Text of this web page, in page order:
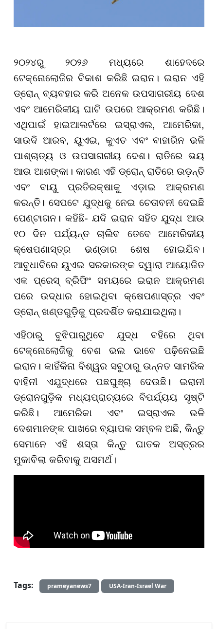
୨୦୨୪ରୁ ୨୦୨୬ ମଧ୍ୟରେ ଶାହେଦରେ
ଟେକ୍ନୋଲୋଜିର ବିକାଶ କରିଛି ଇରାନ। ଇରାନ ଏହି
ଡ୍ରୋନ୍ ବ୍ୟବହାର କରି ଅନେକ ଉପସାଗରୀୟ ଦେଶ
ଏବଂ ଆମେରିକୀୟ ଘାଟି ଉପରେ ଆକ୍ରମଣ କରିଛି।
ଏଥିପାଇଁ ହାଇଆଲର୍ଟରେ ଇସ୍ରାଏଲ, ଆମେରିକା,
ସାଉଦି ଆରବ, ୟୁଏଇ, କୁଏତ ଏବଂ ବାହାରିନ ଭଳି
ପାଶ୍ଚାତ୍ୟ ଓ ଉପସାଗରୀୟ ଦେଶ। ରାତିରେ ଭୟ
ଆଉ ଆଶଙ୍କା। କାରଣ ଏହି ଡ୍ରୋନ୍ ରାତିରେ ଉଡ଼ନ୍ତି
ଏବଂ ବାୟୁ ପ୍ରତିରକ୍ଷାକୁ ଏଡ଼ାଇ ଆକ୍ରମଣ
କରନ୍ତି। ସେପଟେ ଯୁଦ୍ଧକୁ ନେଇ ଚେତାବନୀ ଦେଇଛି
ପେଣ୍ଟାଗନ। କହିଛି- ଯଦି ଇରାନ ସହିତ ଯୁଦ୍ଧ ଆଉ
୧୦ ଦିନ ପର୍ଯ୍ୟନ୍ତ ଚାଲିବ ତେବେ ଆମେରିକୀୟ
କ୍ଷେପଣାସ୍ତ୍ର ଭଣ୍ଡାର ଶେଷ ହୋଇଯିବ।
ଆବୁଧାବିରେ ୟୁଏଇ ସରକାରଙ୍କ ଦ୍ୱାରା ଆୟୋଜିତ
ଏକ ପ୍ରେସ୍ ବ୍ରିଫିଂ ସମୟରେ ଇରାନ ଆକ୍ରମଣ
ପରେ ଉଦ୍ଧାର ହୋଇଥିବା କ୍ଷେପଣାସ୍ତ୍ର ଏବଂ
ଡ୍ରୋନ୍ ଖଣ୍ଡଗୁଡ଼ିକୁ ପ୍ରଦର୍ଶିତ କରାଯାଇଥିଲା।
ଏହିଠାରୁ ବୁଝିପାରୁଥିବେ ଯୁଦ୍ଧ ବହିରେ ଥିବା
ଟେକ୍ନୋଲୋଜିକୁ ବେଶ ଭଲ ଭାବେ ପଢ଼ିନେଇଛି
ଇରାନ। କାହିଁକିନା ବିଶ୍ୱର ସବୁଠାରୁ ଉନ୍ନତ ସାମରିକ
ବାହିନୀ ଏଯୁଦ୍ଧରେ ପଛଘୁଞ୍ଚା ଦେଉଛି। ଇରାନୀ
ଡ୍ରୋନଗୁଡ଼ିକ ମଧ୍ୟପ୍ରାଚ୍ୟରେ ବିପର୍ଯ୍ୟୟ ସୃଷ୍ଟି
କରିଛି। ଆମେରିକା ଏବଂ ଇସ୍ରାଏଲ ଭଳି
ଦେଶମାନଙ୍କ ପାଖରେ ବ୍ୟାପକ ସମ୍ବଳ ଅଛି, କିନ୍ତୁ
ସେମାନେ ଏହି ଶସ୍ତା କିନ୍ତୁ ଘାତକ ଅସ୍ତ୍ରର
ମୁକାବିଲା କରିବାକୁ ଅସମର୍ଥ।
Tags: prameyanews7 USA-Iran-Israel War